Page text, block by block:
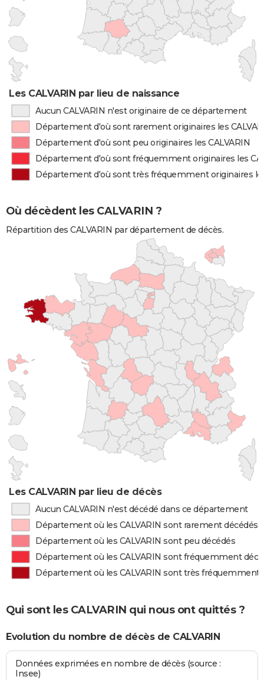
Les CALVARIN par lieu de naissance
Aucun CALVARIN n'est originaire de ce département
Département d'où sont rarement originaires les
Département d'où sont peu originaires les CALVARIN
Département d'où sont fréquemment originaires les
Département d'où sont très fréquemment originaires
Où décèdent les CALVARIN ?
Répartition des CALVARIN par département de décès.
Les CALVARIN par lieu de décès
Aucun CALVARIN n'est décédé dans ce département
Département où les CALVARIN sont rarement décédés
Département où les CALVARIN sont peu décédés
Département où les CALVARIN sont fréquemment
Département où les CALVARIN sont très fréquemment
Qui sont les CALVARIN qui nous ont quittés ?
Evolution du nombre de décès de CALVARIN
Données exprimées en nombre de décès (source :
Insee)